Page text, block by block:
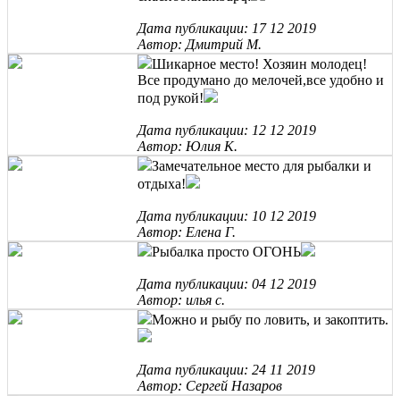
Дата публикации: 17 12 2019
Автор: Дмитрий М.
Шикарное место! Хозяин молодец!
Все продумано до мелочей,все удобно и
под рукой!
Дата публикации: 12 12 2019
Автор: Юлия К.
Замечательное место для рыбалки и
отдыха!
Дата публикации: 10 12 2019
Автор: Елена Г.
Рыбалка просто ОГОНЬ
Дата публикации: 04 12 2019
Автор: илья с.
Можно и рыбу по ловить, и закоптить.
Дата публикации: 24 11 2019
Автор: Сергей Назаров